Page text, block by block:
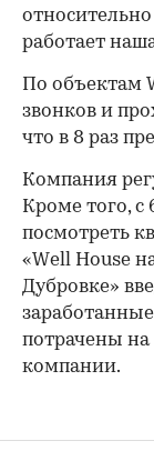
работает
По объектам
звонков и
что в 8 раз
Компания
Кроме того, с
посмотреть
«Well House
Дубровке»
потрачены на
компании.